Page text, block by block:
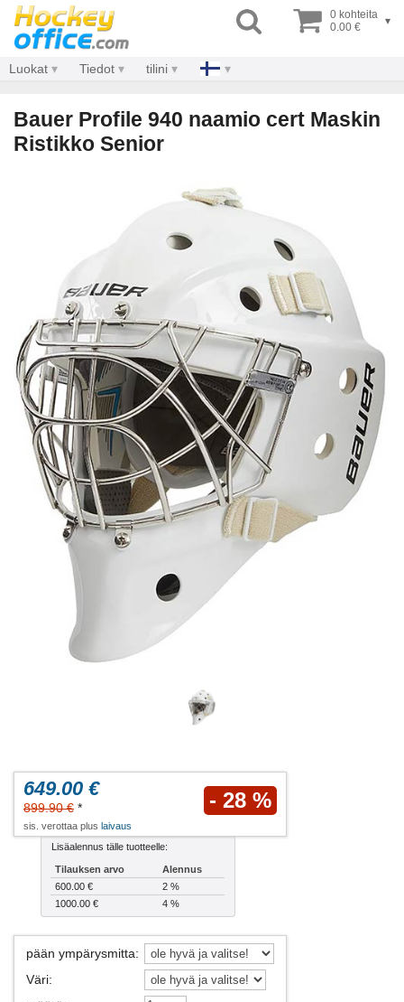
0 kohteita
0.00 €
▾
Luokat Tiedot tilini
Bauer Profile 940 naamio cert Maskin
Ristikko Senior
649.00 €
899.90 € * - 28 %
sis. verottaa plus laivaus
Lisäalennus tälle tuotteelle:
Tilauksen arvo
Alennus
600.00 €
2 %
1000.00 €
4 %
pään ympärysmitta:
Väri: